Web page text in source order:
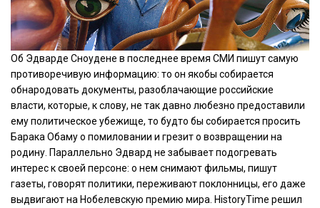
Об Эдварде Сноудене в последнее время СМИ пишут самую
противоречивую информацию: то он якобы собирается
обнародовать документы, разоблачающие российские
власти, которые, к слову, не так давно любезно предоставили
ему политическое убежище, то будто бы собирается просить
Барака Обаму о помиловании и грезит о возвращении на
родину. Параллельно Эдвард не забывает подогревать
интерес к своей персоне: о нем снимают фильмы, пишут
газеты, говорят политики, переживают поклонницы, его даже
выдвигают на Нобелевскую премию мира. HistoryTime решил